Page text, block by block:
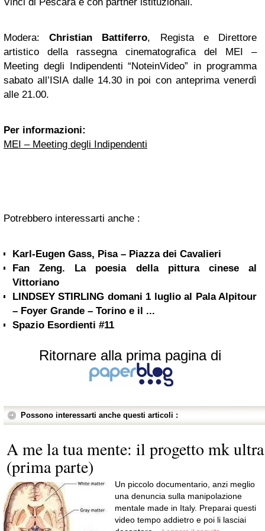
Modera:Christian Battiferro, Regista e Direttore
artistico della rassegna cinematografica del MEI –
Meeting degli Indipendenti “NoteinVideo” in programma
sabato all’ISIA dalle 14.30 in poi con anteprima venerdì
alle 21.00.
Per informazioni:
MEI – Meeting degli Indipendenti
Potrebbero interessarti anche :
Karl-Eugen Gass, Pisa – Piazza dei Cavalieri
Fan Zeng. La poesia della pittura cinese al
Vittoriano
LINDSEY STIRLING domani 1 luglio al Pala Alpitour
– Foyer Grande – Torino e il ...
Spazio Esordienti #11
Ritornare alla prima pagina di
Possono interessarti anche questi articoli :
A me la tua mente: il progetto mk ultra
(prima parte)
Un piccolo documentario, anzi meglio
una denuncia sulla manipolazione
mentale made in Italy. Preparai questi
video tempo addietro e poi li lasciai